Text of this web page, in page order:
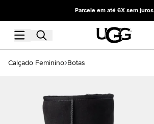
Parcele em até 6X sem juros
Calçado Feminino Botas